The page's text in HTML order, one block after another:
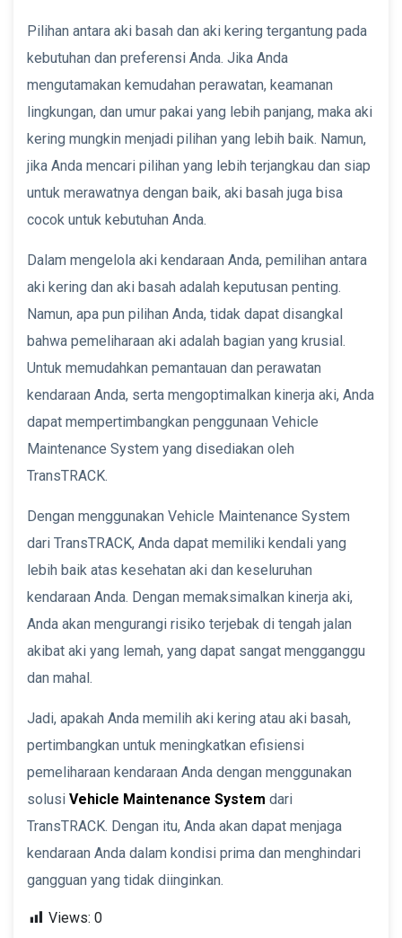
Pilihan antara aki basah dan aki kering tergantung pada
kebutuhan dan preferensi Anda. Jika Anda
mengutamakan kemudahan perawatan, keamanan
lingkungan, dan umur pakai yang lebih panjang, maka aki
kering mungkin menjadi pilihan yang lebih baik. Namun,
jika Anda mencari pilihan yang lebih terjangkau dan siap
untuk merawatnya dengan baik, aki basah juga bisa
cocok untuk kebutuhan Anda.
Dalam mengelola aki kendaraan Anda, pemilihan antara
aki kering dan aki basah adalah keputusan penting.
Namun, apa pun pilihan Anda, tidak dapat disangkal
bahwa pemeliharaan aki adalah bagian yang krusial.
Untuk memudahkan pemantauan dan perawatan
kendaraan Anda, serta mengoptimalkan kinerja aki, Anda
dapat mempertimbangkan penggunaan Vehicle
Maintenance System yang disediakan oleh
TransTRACK.
Dengan menggunakan Vehicle Maintenance System
dari TransTRACK, Anda dapat memiliki kendali yang
lebih baik atas kesehatan aki dan keseluruhan
kendaraan Anda. Dengan memaksimalkan kinerja aki,
Anda akan mengurangi risiko terjebak di tengah jalan
akibat aki yang lemah, yang dapat sangat mengganggu
dan mahal.
Jadi, apakah Anda memilih aki kering atau aki basah,
pertimbangkan untuk meningkatkan efisiensi
pemeliharaan kendaraan Anda dengan menggunakan
solusi Vehicle Maintenance System dari
TransTRACK. Dengan itu, Anda akan dapat menjaga
kendaraan Anda dalam kondisi prima dan menghindari
gangguan yang tidak diinginkan.
Views: 0